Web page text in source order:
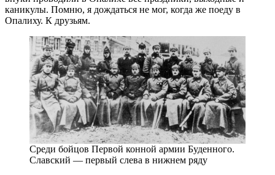
каникулы. Помню, я дождаться не мог, когда же поеду в
Опалиху. К друзьям.
Среди бойцов Первой конной армии Буденного.
Славский — первый слева в нижнем ряду